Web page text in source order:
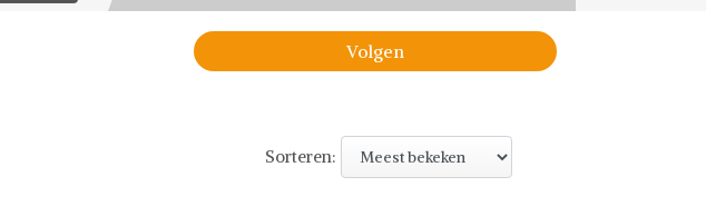
Deel de leukste items met vrienden
Volgen
Sorteren: